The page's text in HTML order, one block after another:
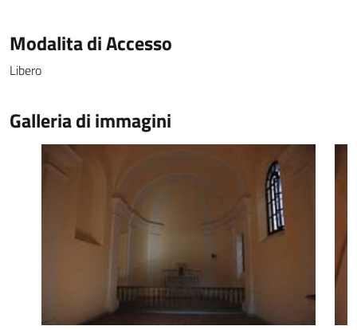
Modalita di Accesso
Libero
Galleria di immagini